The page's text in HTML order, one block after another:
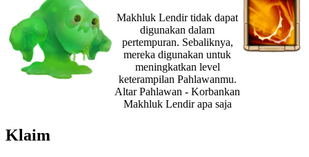
Makhluk Lendir tidak dapat
digunakan dalam
pertempuran. Sebaliknya,
mereka digunakan untuk
meningkatkan level
keterampilan Pahlawanmu.
Altar Pahlawan - Korbankan
Makhluk Lendir apa saja
Klaim